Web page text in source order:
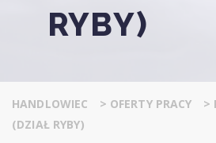
RYBY)
HANDLOWIEC > OFERTY PRACY >
(DZIAŁ RYBY)